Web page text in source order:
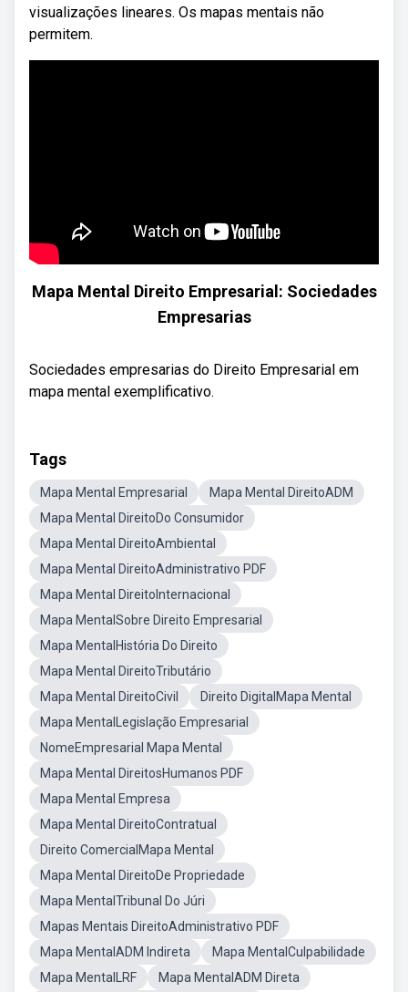
visualizações lineares. Os mapas mentais não
permitem.
Mapa Mental Direito Empresarial: Sociedades
Empresarias
Sociedades empresarias do Direito Empresarial em
mapa mental exemplificativo.
Tags
Mapa Mental Empresarial
Mapa Mental DireitoADM
Mapa Mental DireitoDo Consumidor
Mapa Mental DireitoAmbiental
Mapa Mental DireitoAdministrativo PDF
Mapa Mental DireitoInternacional
Mapa MentalSobre Direito Empresarial
Mapa MentalHistória Do Direito
Mapa Mental DireitoTributário
Mapa Mental DireitoCivil
Direito DigitalMapa Mental
Mapa MentalLegislação Empresarial
NomeEmpresarial Mapa Mental
Mapa Mental DireitosHumanos PDF
Mapa Mental Empresa
Mapa Mental DireitoContratual
Direito ComercialMapa Mental
Mapa Mental DireitoDe Propriedade
Mapa MentalTribunal Do Júri
Mapas Mentais DireitoAdministrativo PDF
Mapa MentalADM Indireta
Mapa MentalCulpabilidade
Mapa MentalLRF
Mapa MentalADM Direta